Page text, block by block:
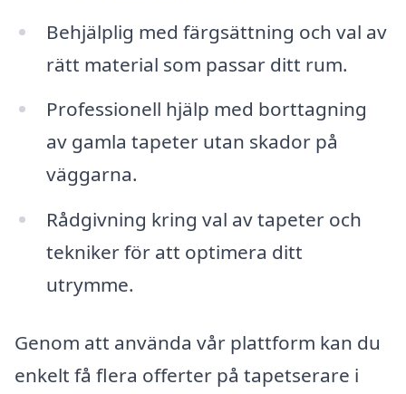
Behjälplig med färgsättning och val av
rätt material som passar ditt rum.
Professionell hjälp med borttagning
av gamla tapeter utan skador på
väggarna.
Rådgivning kring val av tapeter och
tekniker för att optimera ditt
utrymme.
Genom att använda vår plattform kan du
enkelt få flera offerter på tapetserare i